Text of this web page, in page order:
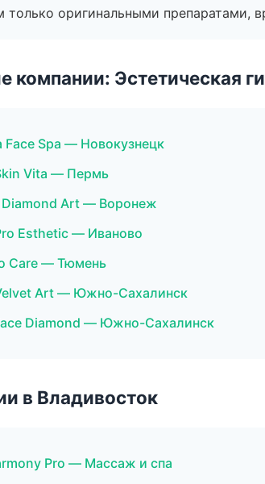
только оригинальными
компании: Эстетическая
Face Spa — Новокузнецк
Vita — Пермь
Diamond Art — Воронеж
Esthetic — Иваново
Care — Тюмень
Art — Южно-Сахалинск
Diamond — Южно-Сахалинск
в Владивосток
Pro — Массаж и спа